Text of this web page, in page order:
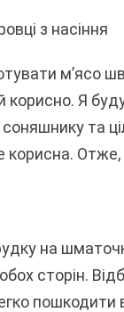
з насіння
м’ясо
корисно. Я
соняшнику та
корисна.
на
сторін.